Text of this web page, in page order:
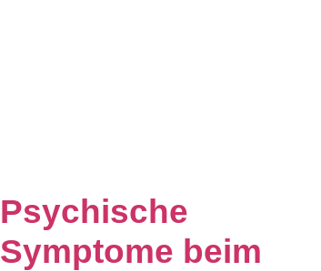
Psychische
Symptome beim